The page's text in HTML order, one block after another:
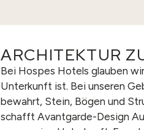
ARCHITEKTUR
Bei Hospes Hotels glauben
Unterkunft ist. Bei unseren
bewahrt, Stein, Bögen und
schafft Avantgarde-Design